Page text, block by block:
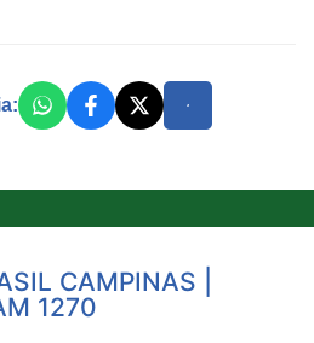
CAMPINAS |
1270